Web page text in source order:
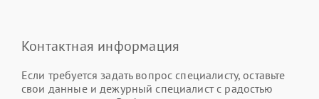
Контактная информация
Если требуется задать вопрос специалисту, оставьте
свои данные и дежурный специалист с радостью